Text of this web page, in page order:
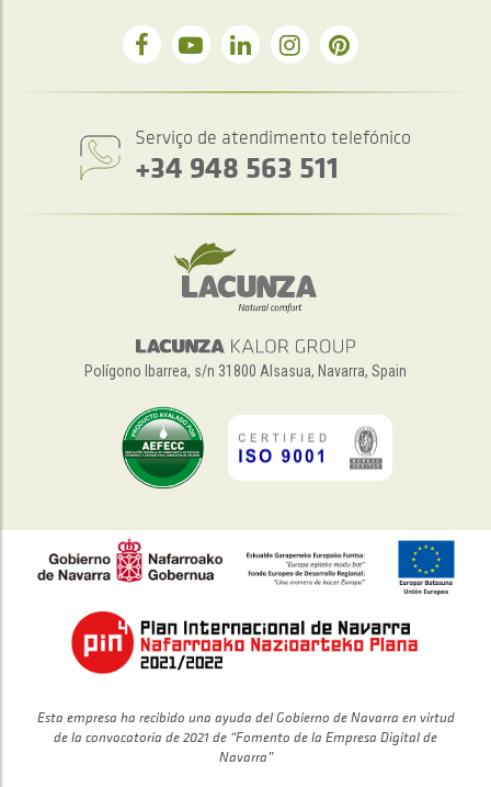
Serviço de atendimento telefónico
+34 948 563 511
Polígono Ibarrea, s/n 31800 Alsasua, Navarra, Spain
Esta empresa ha recibido una ayuda del Gobierno de Navarra en virtud
de la convocatoria de 2021 de “Fomento de la Empresa Digital de
Navarra”